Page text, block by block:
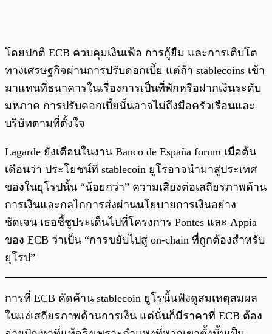
โดยปกติ ECB ควบคุมเงินเฟ้อ การกู้ยืม และการเติบโต
ทางเศรษฐกิจผ่านการปรับดอกเบี้ย แต่ถ้า stablecoins เข้า
มาแทนที่ธนาคารในเรื่องการเป็นที่พักหรือฝากเงินระดับ
มหภาค การปรับดอกเบี้ยนั้นอาจไม่ถึงมือครัวเรือนและ
บริษัทตามที่ตั้งใจ
Lagarde ยังเตือนในงาน Banco de España forum เมื่อต้น
เดือนว่า ประโยชน์ที่ stablecoin ยูโรอาจนำมาสู่ประเทศ
ของในยุโรปนั้น “น้อยกว่า” ความเสี่ยงต่อเสถียรภาพด้าน
การเงินและกลไกการส่งผ่านนโยบายการเงินอย่าง
ชัดเจน เธอชี้ชูประเด็นไปที่โครงการ Pontes และ Appia
ของ ECB ว่าเป็น “การขยับไปสู่ on-chain ที่ถูกต้องสำหรับ
ยุโรป”
การที่ ECB คัดค้าน stablecoin ยูโรนั้นฟังดูสมเหตุสมผล
ในแง่เสถียรภาพด้านการเงิน แต่นั่นก็มีราคาที่ ECB ต้อง